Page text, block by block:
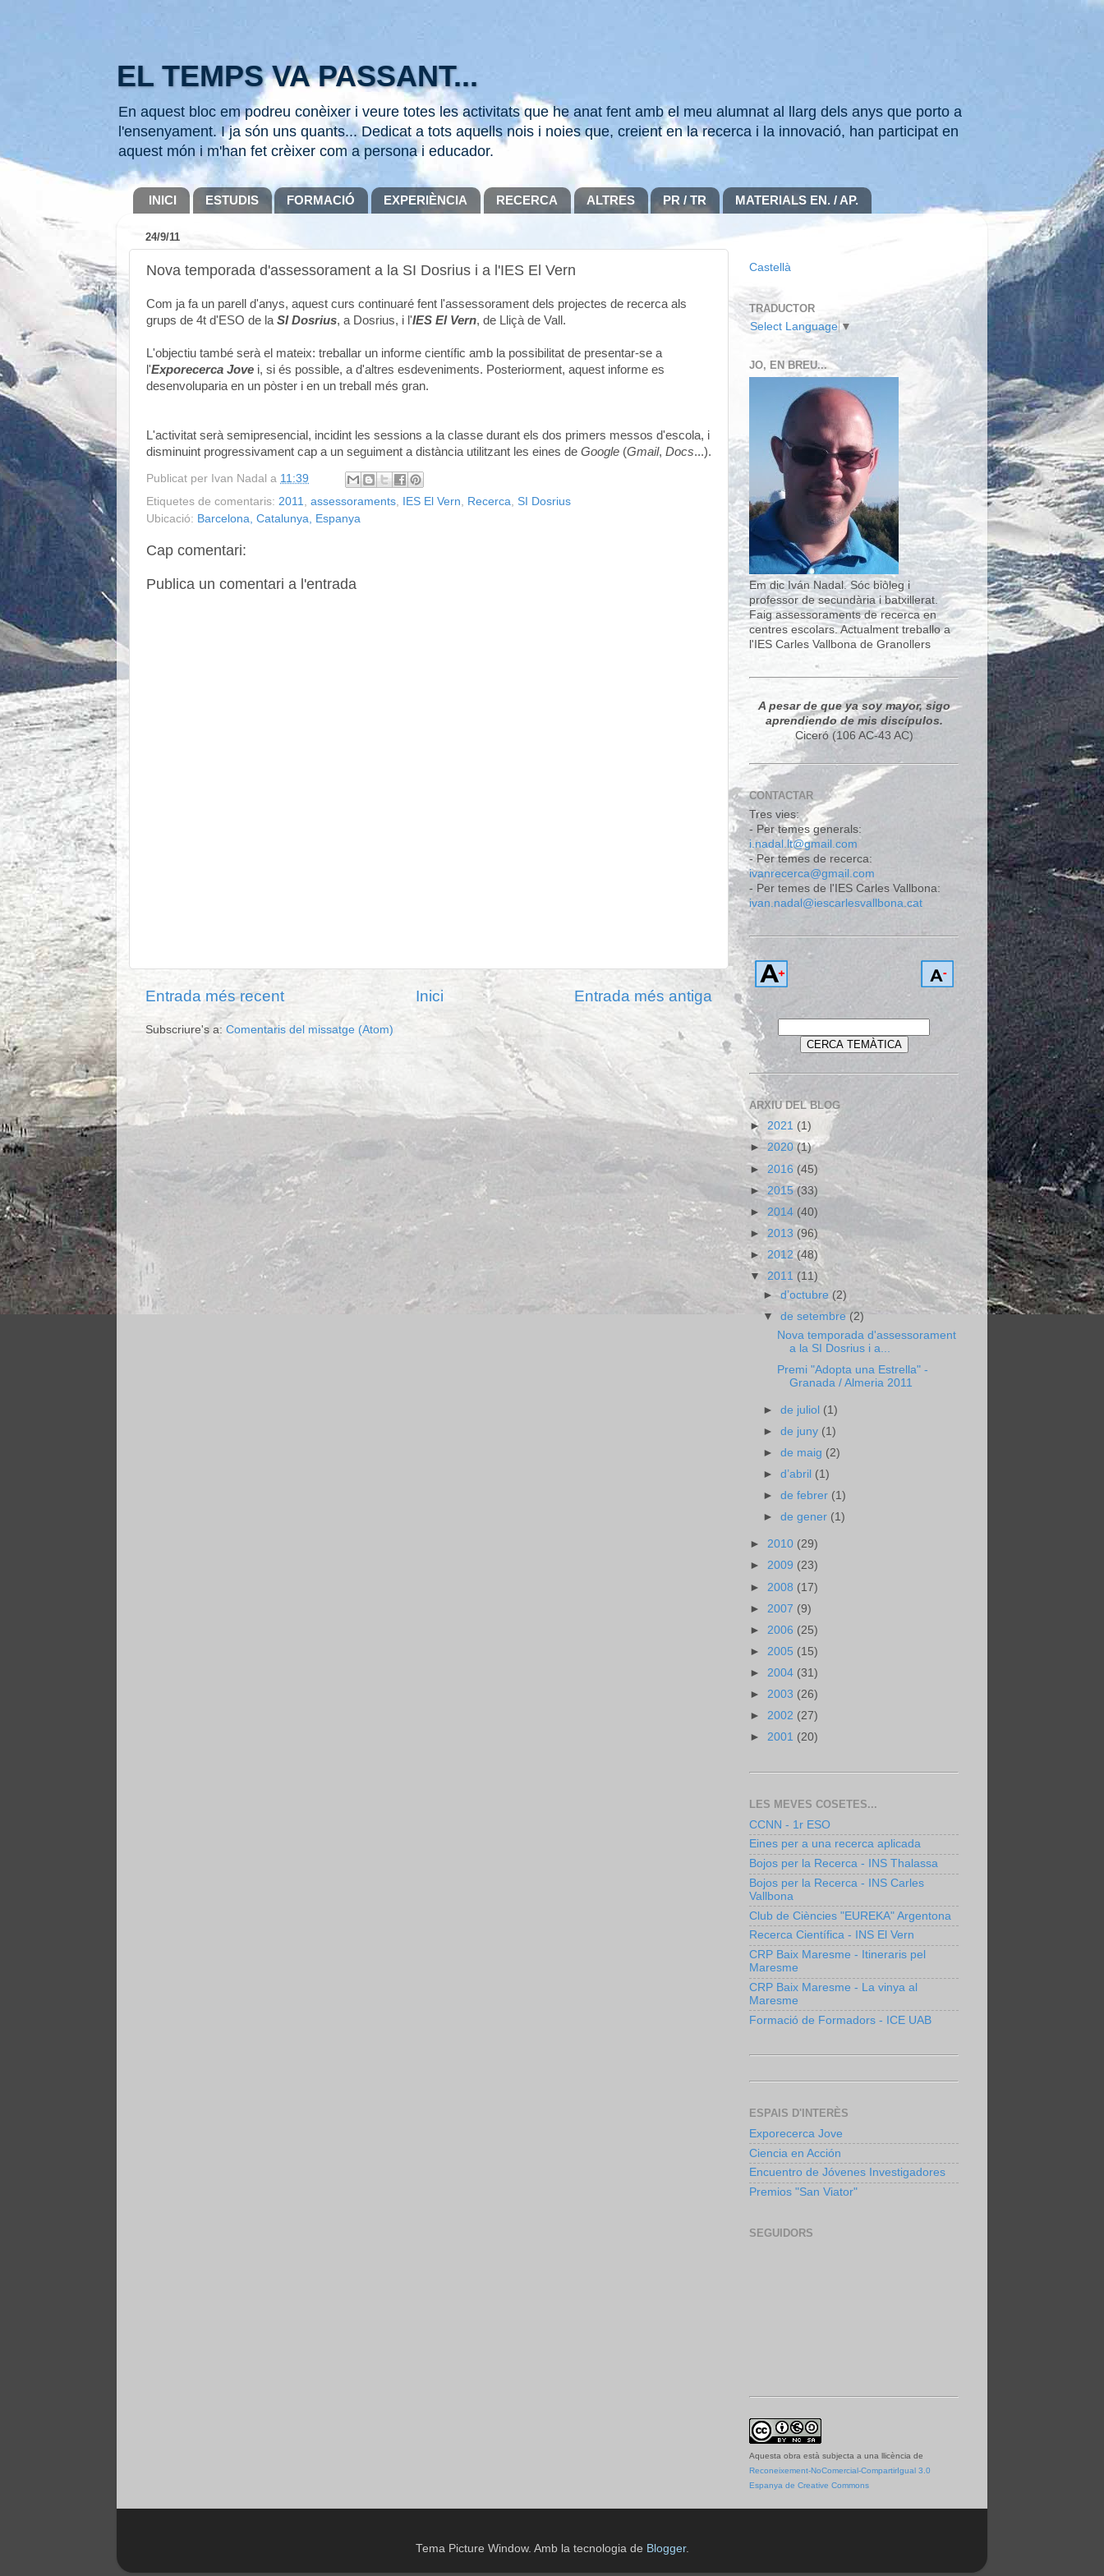
EL TEMPS VA PASSANT...
En aquest bloc em podreu conèixer i veure totes les activitats que he anat fent amb el meu alumnat al llarg dels anys que porto a
l'ensenyament. I ja són uns quants... Dedicat a tots aquells nois i noies que, creient en la recerca i la innovació, han participat en
aquest món i m'han fet crèixer com a persona i educador.
INICI ESTUDIS FORMACIÓ EXPERIÈNCIA RECERCA ALTRES PR / TR MATERIALS EN. / AP.
24/9/11
Nova temporada d'assessorament a la SI Dosrius i a l'IES El Vern
Com ja fa un parell d'anys, aquest curs continuaré fent l'assessorament dels projectes de recerca als
grups de 4t d'ESO de la SI Dosrius, a Dosrius, i l'IES El Vern, de Lliçà de Vall.
L'objectiu també serà el mateix: treballar un informe científic amb la possibilitat de presentar-se a
l'Exporecerca Jove i, si és possible, a d'altres esdeveniments. Posteriorment, aquest informe es
desenvoluparia en un pòster i en un treball més gran.
L'activitat serà semipresencial, incidint les sessions a la classe durant els dos primers messos d'escola, i
disminuint progressivament cap a un seguiment a distància utilitzant les eines de Google (Gmail, Docs...).
Publicat per Ivan Nadal a 11:39
Etiquetes de comentaris: 2011 assessoraments IES El Vern Recerca
SI Dosrius
Ubicació: Barcelona, Catalunya, Espanya
Cap comentari:
Publica un comentari a l'entrada
Entrada més recent Entrada més antiga
Inici
Subscriure's a: Comentaris del missatge (Atom)
Castellà
TRADUCTOR
Select Language ▼
JO, EN BREU...
Em dic Iván Nadal. Sóc biòleg i
professor de secundària i batxillerat.
Faig assessoraments de recerca en
centres escolars. Actualment treballo a
l'IES Carles Vallbona de Granollers
A pesar de que ya soy mayor, sigo
aprendiendo de mis discípulos.
Ciceró (106 AC-43 AC)
CONTACTAR
Tres vies:
- Per temes generals:
i.nadal.lt@gmail.com
- Per temes de recerca:
ivanrecerca@gmail.com
- Per temes de l'IES Carles Vallbona:
ivan.nadal@iescarlesvallbona.cat
ARXIU DEL BLOG
► 2021 (1)
►2020 (1)
► 2016 (45)
► 2015(33)
► 2014 (40)
► 2013 (96)
► 2012(48)
▼2011 (11)
►d’octubre (2)
▼de setembre (2)
Nova temporada d'assessorament
a la SI Dosrius i a...
Premi "Adopta una Estrella" -
Granada / Almeria 2011
►de juliol (1)
►de juny (1)
►de maig (2)
►d’abril (1)
►de febrer (1)
►de gener (1)
► 2010 (29)
► 2009 (23)
► 2008 (17)
► 2007 (9)
► 2006 (25)
► 2005 (15)
► 2004 (31)
► 2003 (26)
► 2002 (27)
► 2001 (20)
LES MEVES COSETES...
CCNN - 1r ESO
Eines per a una recerca aplicada
Bojos per la Recerca - INS Thalassa
Bojos per la Recerca - INS Carles
Vallbona
Club de Ciències "EUREKA" Argentona
Recerca Científica - INS El Vern
CRP Baix Maresme - Itineraris pel
Maresme
CRP Baix Maresme - La vinya al
Maresme
Formació de Formadors - ICE UAB
ESPAIS D'INTERÈS
Exporecerca Jove
Ciencia en Acción
Encuentro de Jóvenes Investigadores
Premios "San Viator"
SEGUIDORS
Aquesta obra està subjecta a una llicència de
Reconeixement-NoComercial-CompartirIgual 3.0
Espanya de Creative Commons
Tema Picture Window. Amb la tecnologia de Blogger.